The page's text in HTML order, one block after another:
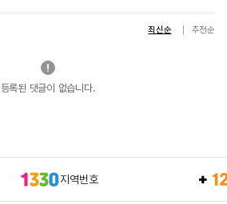
최신순 추천순
등록된 댓글이 없습니다.
지역번호